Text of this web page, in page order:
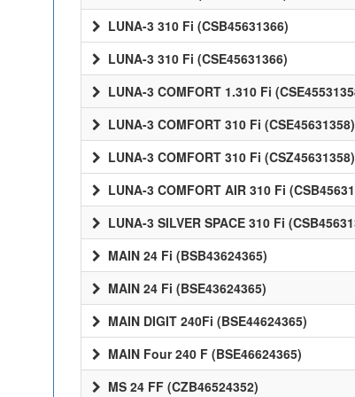
LUNA-3 310 Fi (CSB45631366)
LUNA-3 310 Fi (CSE45631366)
LUNA-3 COMFORT 1.310 Fi
LUNA-3 COMFORT 310 Fi (CSE45631358)
LUNA-3 COMFORT 310 Fi (CSZ45631358)
LUNA-3 COMFORT AIR 310 Fi
LUNA-3 SILVER SPACE 310 Fi
MAIN 24 Fi (BSB43624365)
MAIN 24 Fi (BSE43624365)
MAIN DIGIT 240Fi (BSE44624365)
MAIN Four 240 F (BSE46624365)
MS 24 FF (CZB46524352)